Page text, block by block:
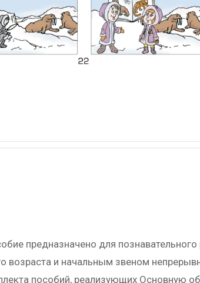
предназначено для
возраста и начальным звеном
пособий, реализующих Основную